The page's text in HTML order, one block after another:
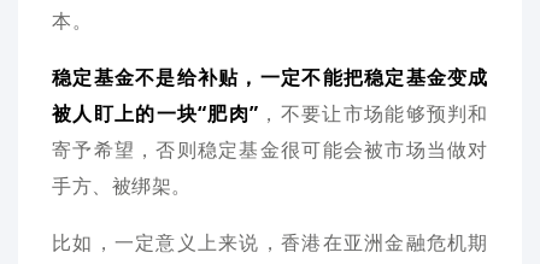
本。
稳定基金不是给补贴，一定不能把稳定基金变成
被人盯上的一块“肥肉” ，不要让市场能够预判和
寄予希望，否则稳定基金很可能会被市场当做对
手方、被绑架。
比如，一定意义上来说，香港在亚洲金融危机期